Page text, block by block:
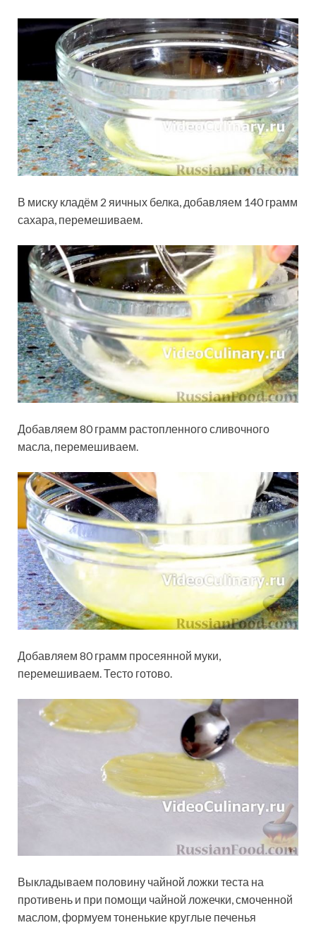
В миску кладём 2 яичных белка, добавляем 140 грамм
сахара, перемешиваем.
Добавляем 80 грамм растопленного сливочного
масла, перемешиваем.
Добавляем 80 грамм просеянной муки,
перемешиваем. Тесто готово.
Выкладываем половину чайной ложки теста на
противень и при помощи чайной ложечки, смоченной
маслом, формуем тоненькие круглые печенья